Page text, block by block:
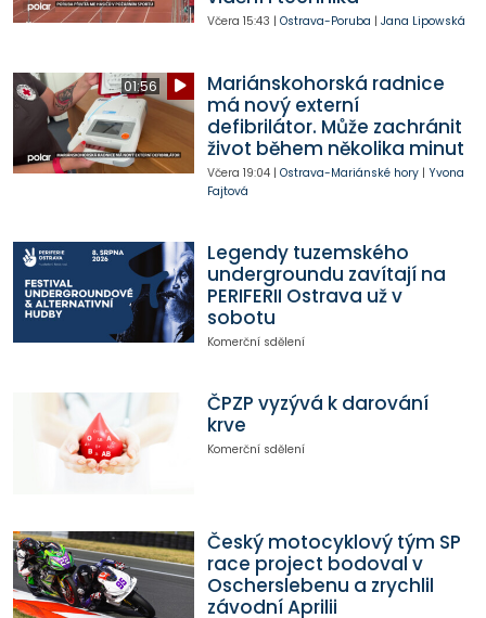
Včera 15:43 | Ostrava-Poruba | Jana Lipowská
01:56
Mariánskohorská radnice
má nový externí
defibrilátor. Může zachránit
život během několika minut
Včera 19:04| Ostrava-Mariánské hory| Yvona
Fajtová
Legendy tuzemského
undergroundu zavítají na
PERIFERII Ostrava už v
sobotu
Komerční sdělení
ČPZP vyzývá k darování
krve
Komerční sdělení
Český motocyklový tým SP
race project bodoval v
Oscherslebenu a zrychlil
závodní Aprilii